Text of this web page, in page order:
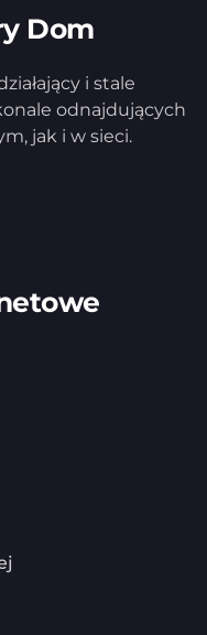
Dom
i stale
odnajdujących
jak i w sieci.